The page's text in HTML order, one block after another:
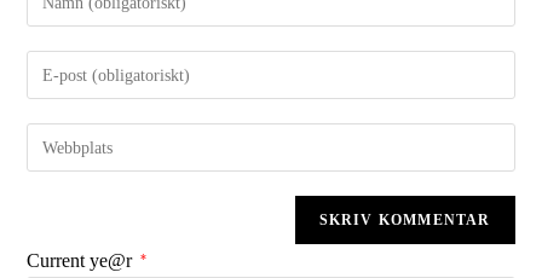
Current ye@r *